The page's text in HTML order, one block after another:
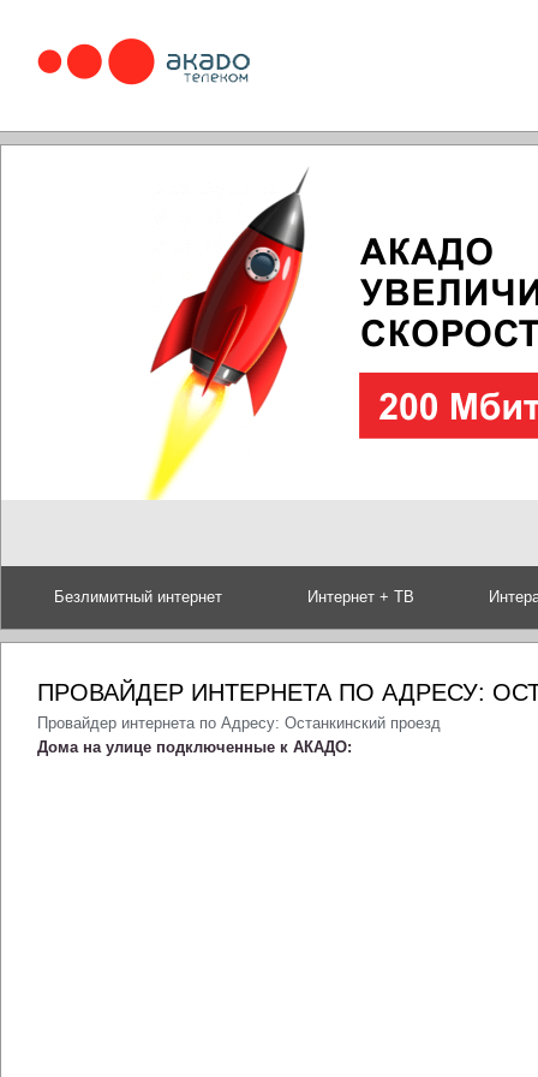
Безлимитный интернет Интернет + ТВ
ПРОВАЙДЕР ИНТЕРНЕТА ПО АДРЕСУ:
Провайдер интернета по Адресу: Останкинский проезд
Дома на улице подключенные к АКАДО: